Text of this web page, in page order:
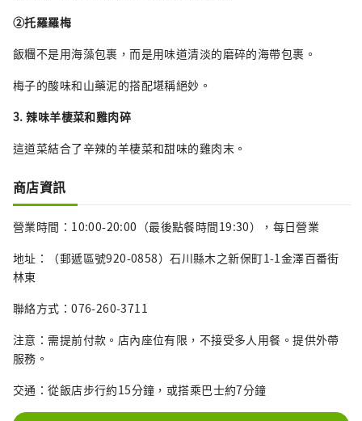
②托羅羅梅
飯糰不是用海藻包裹，而是用味道清淡的磨碎的海帶包裹。
梅子的酸味和山藥泥的搭配堪稱絕妙。
3. 辣味羊棲菜和雞肉碎
這道菜結合了辛辣的羊棲菜和甜味的雞肉末。
商店資訊
營業時間：10:00-20:00（最後點餐時間19:30），每日營業
地址：（郵遞區號920-0858）石川縣木之新保町1-1金澤百番街
林東
聯絡方式：076-260-3711
注意：需提前付款。店內座位有限，不接受多人用餐。提供外帶
服務。
交通：從飯店步行約15分鐘，或搭乘巴士約7分鐘